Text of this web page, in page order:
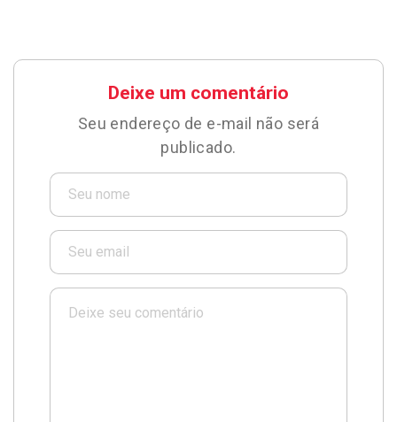
Deixe um comentário
Seu endereço de e-mail não será
publicado.